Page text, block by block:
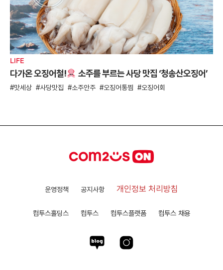
LIFE
다가온 오징어철! 소주를 부르는 사당 맛집 ‘청송산오징어’
맛세상 사당맛집 소주안주 오징어통찜 오징어회
운영정책 공지사항 개인정보 처리방침
컴투스홀딩스 컴투스 컴투스플랫폼 컴투스 채용